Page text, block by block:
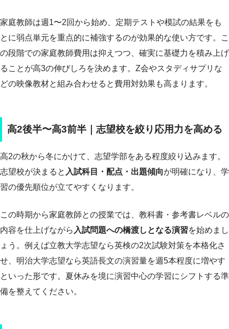
家庭教師は週1〜2回から始め、定期テストや模試の結果をも
とに弱点単元を重点的に補強するのが効果的な使い方です。こ
の段階での家庭教師費用は抑えつつ、確実に基礎力を積み上げ
ることが高3の伸びしろを決めます。Z会やスタディサプリな
どの映像教材と組み合わせると費用対効果も高まります。
高2後半〜高3前半｜志望校を絞り応用力を高める
高2の秋から冬にかけて、志望学部をある程度絞り込みます。
志望校が決まると 入試科目・配点・出題傾向が明確になり、学
習の優先順位が立てやすくなります。
この時期から家庭教師との授業では、教科書・参考書レベルの
内容を仕上げながら 入試問題への橋渡しとなる演習を始めまし
ょう。例えば立教大学志望なら英検の2次試験対策を本格化さ
せ、明治大学志望なら英語長文の演習量を週5本程度に増やす
といった形です。夏休みを境に演習中心の学習にシフトする準
備を整えてください。